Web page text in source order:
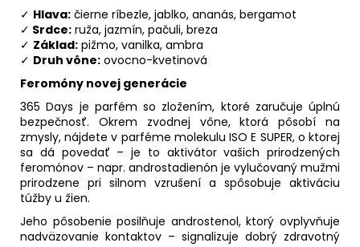
✓ Hlava: čierne ríbezle, jablko, ananás, bergamot
✓ Srdce: ruža, jazmín, pačuli, breza
✓ Základ: pižmo, vanilka, ambra
✓ Druh vône: ovocno-kvetinová
Feromóny novej generácie
365 Days je parfém so zložením, ktoré zaručuje úplnú
bezpečnosť. Okrem zvodnej vône, ktorá pôsobí na
zmysly, nájdete v parféme molekulu ISO E SUPER, o ktorej
sa dá povedať – je to aktivátor vašich prirodzených
feromónov – napr. androstadienón je vylučovaný mužmi
prirodzene pri silnom vzrušení a spôsobuje aktiváciu
túžby u žien.
Jeho pôsobenie posilňuje androstenol, ktorý ovplyvňuje
nadväzovanie kontaktov – signalizuje dobrý zdravotný